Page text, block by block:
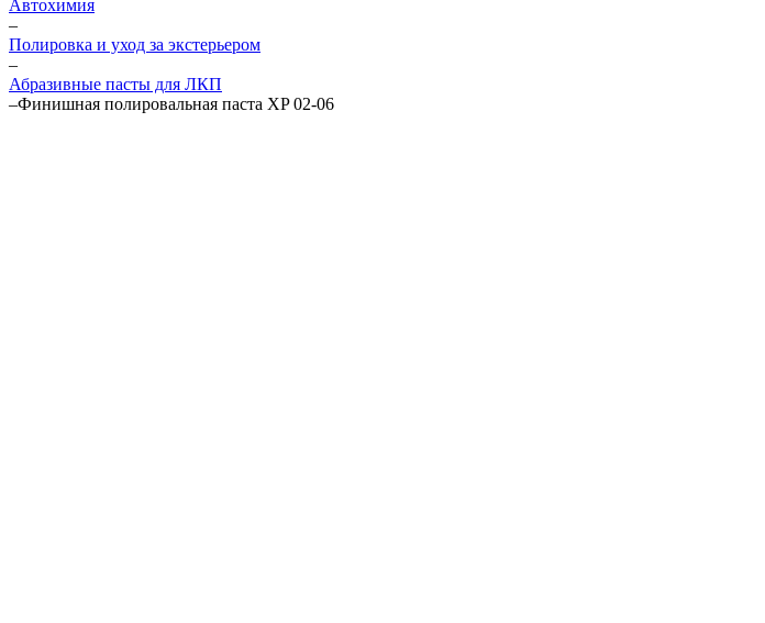
Автохимия
–
Полировка и уход за экстерьером
–
Абразивные пасты для ЛКП
–Финишная полировальная паста XP 02-06